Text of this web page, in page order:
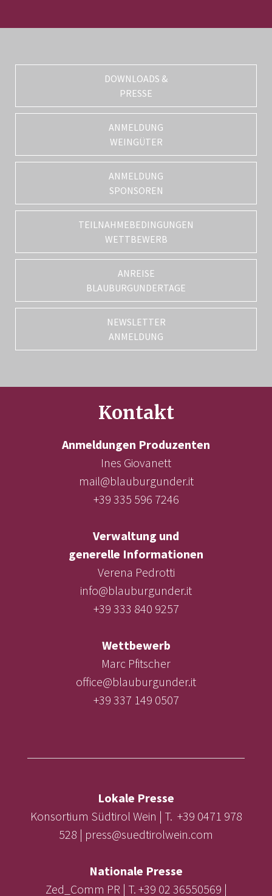
DOWNLOADS &
PRESSE
ANMELDUNG
WEINGÜTER
ANMELDUNG
SPONSOREN
TEILNAHMEBEDINGUNGEN
WETTBEWERB
ANREISE
BLAUBURGUNDERTAGE
NEWSLETTER
ANMELDUNG
Kontakt
Anmeldungen Produzenten
Ines Giovanett
mail@blauburgunder.it
+39 335 596 7246
Verwaltung und
generelle Informationen
Verena Pedrotti
info@blauburgunder.it
+39 333 840 9257
Wettbewerb
Marc Pfitscher
office@blauburgunder.it
+39 337 149 0507
Lokale Presse
Konsortium Südtirol Wein | T. +39 0471 978
528 | press@suedtirolwein.com
Nationale Presse
Zed_Comm PR | T. +39 02 36550569 |